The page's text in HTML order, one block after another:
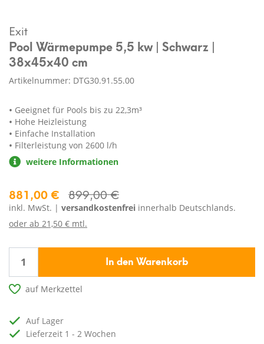
Exit
Pool Wärmepumpe 5,5 kw | Schwarz |
38x45x40 cm
Artikelnummer: DTG30.91.55.00
Geeignet für Pools bis zu 22,3m³
Hohe Heizleistung
Einfache Installation
Filterleistung von 2600 l/h
weitere Informationen
881,00 € 899,00 €
inkl. MwSt. | versandkostenfrei innerhalb Deutschlands.
oder ab 21,50 € mtl.
In den Warenkorb
auf Merkzettel
auf Lager
Lieferzeit 1 - 2 Wochen